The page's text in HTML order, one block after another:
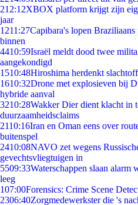
212:12XBOX platform krijgt zijn
jaar
1211:27Capibara's lopen
binnen
4410:59Israël meldt dood twee
aangekondigd
1510:48Hiroshima herdenkt
1610:32Drone met explosieven bij
hybride aanval
3210:28Wakker Dier dient klacht in
duurzaamheidsclaims
2110:16Iran en Oman eens over
buitenspel
2410:08NAVO zet wegens
gevechtsvliegtuigen in
5509:33Waterschappen slaan alarm
leeg
107:00Forensics: Crime Scene
2306:40Zorgmedewerkster die 's